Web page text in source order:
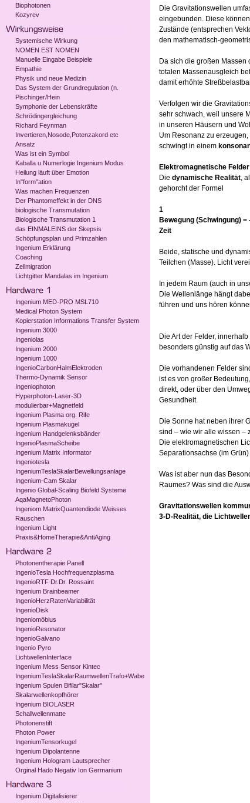
Biophotonen
Kozyrev
Systemische Wirkung
NOMEN EST NOMEN
Manuelle Eingabe Beispiele
Empathie
Physik und neue Medizin
Das System der Grundregulation (n.
Pischinger/Hein
Symphonie der Lebenskräfte
Schrödingergleichung
Richard Feynman
Invertieren,Nosode,Potenzakord etc
Ansatz
Was ist ein Symbol
Kaballa u.Numerlogie Ingenium Modus
Heilung läuft über Emotion
In"form"ation
Was machen Frequenzen
Der Phantomeffekt in der DNS
biologische Transmutation
Biologische Transmutation 1
das EINMALEINS der Skepsis
Schöpfungsplan und Primzahlen
Ingenium Erklärung
Coaching
Zellmigration
Lichtgitter Mandalas im Ingenium
Ingenium MED-PRO MSL710
Medical Photon System
Kopierstation Informations Transfer System
Ingenium 3000
Ingeniolas
Ingenium 2000
Ingenium 1000
IngenioCarbonHalmElektroden
Thermo-Dynamik Sensor
Ingeniophoton
Hyperphoton-Laser-3D
modulierbar+Magnetfeld
Ingenium Plasma org. Rife
Ingenium Plasmakugel
Ingenium Handgelenksbänder
IngenioPlasmaScheibe
Ingenium Matrix Informator
Ingeniotesla
IngeniumTeslaSkalarBewellungsanlage
Ingenium-Cam Skalar
Ingenio Global-Scaling Biofeld Systeme
AqaMagnetoPhoton
Ingeniom MatrixQuantendiode Weisses
Rauschen
Ingenium Light
Praxis&HomeTherapie&AntiAging
Photonentherapie Panell
IngenioTesla Hochfrequenzplasma
IngenioRTF Dr.Dr. Rossaint
Ingenium Brainbeamer
IngenioHerzRatenVariabilität
IngenioDisk
Ingeniomöbius
IngenioResonator
IngenioGalvano
Ingenio Pyro
LichtwellenInterface
Ingenium Mess Sensor Kintec
IngeniumTeslaSkalarRaumwellenTrafo+Wabe
Ingenium Spulen Bifilar"Skalar"
Skalarwellenkopfhörer
Ingenium BIOLASER
Schallwellenmatte
Photonenstift
Photon Power
IngeniumTensorkugel
Ingenium Dipolantenne
Ingenium Hologram Lautsprecher
Orginal Hado Negativ Ion Germanium
Ingenium Digitalisierer
Die Gravitationswellen
eingebunden. Diese
Zustände (entsprechen
den mathematisch-
Da sich die großen
totalen Massenausgleich
damit erhöhte
Verfolgen wir die
sehr schwach, weil unsere
in unseren Häusern und
Um Resonanz zu
schwingt in einem
Elektromagnetische Felder
Die dynamische Realität,
gehorcht der Formel
1
Bewegung (Schwingung) =
Zeit
Beide, statische und
Teilchen (Masse). Licht
In jedem Raum (auch in
Die Wellenlänge hängt
führen und uns hören
Die Art der Felder,
besonders günstig auf das
Die vorhandenen Felder
ist es von großer
direkt, oder über den
Gesundheit.
Die Sonne hat neben ihrer
sind – wie wir alle wissen –
Die elektromagnetischen
Separationsachse (im
Was ist aber nun das
Raumes? Was sind die
Gravitationswellen
3-D-Realität, die